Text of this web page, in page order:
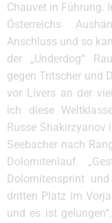
Chauvet in Führung.
Österreichs
Anschluss und so
der „Underdog“
gegen Tritscher und
vor Livers an der
ich diese
Russe Shakirzyanov
Seebacher nach
Dolomitenlauf.
Dolomitensprint
dritten Platz im
und es ist